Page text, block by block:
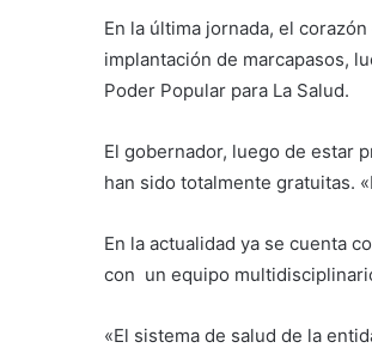
En la última jornada, el
implantación de marcapasos,
Poder Popular para La Salud.
El gobernador, luego de estar
han sido totalmente gratuitas.
En la actualidad ya se cuenta
con un equipo
«El sistema de salud de la